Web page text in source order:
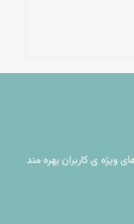
ى كاربران بهره مند